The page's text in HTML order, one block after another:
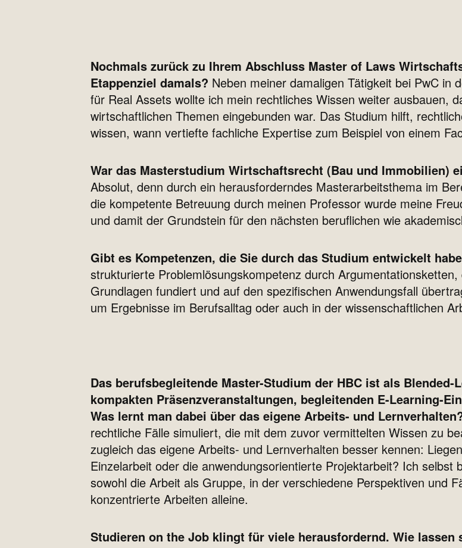
Nochmals zurück zu Ihrem Abschluss Master of Laws
Etappenziel damals? Neben meiner damaligen Tätigkeit bei PwC in
für Real Assets wollte ich mein rechtliches Wissen weiter ausbauen,
wirtschaftlichen Themen eingebunden war. Das Studium hilft,
wissen, wann vertiefte fachliche Expertise zum Beispiel von einem
War das Masterstudium Wirtschaftsrecht (Bau und Immobilien)
Absolut, denn durch ein herausforderndes Masterarbeitsthema im
die kompetente Betreuung durch meinen Professor wurde meine
und damit der Grundstein für den nächsten beruflichen wie
Gibt es Kompetenzen, die Sie durch das Studium entwickelt
strukturierte Problemlösungskompetenz durch
Grundlagen fundiert und auf den spezifischen Anwendungsfall
um Ergebnisse im Berufsalltag oder auch in der wissenschaftlichen
Das berufsbegleitende Master-Studium der HBC ist als
kompakten Präsenzveranstaltungen, begleitenden E-Learning-
Was lernt man dabei über das eigene Arbeits- und
rechtliche Fälle simuliert, die mit dem zuvor vermittelten Wissen zu
zugleich das eigene Arbeits- und Lernverhalten besser kennen:
Einzelarbeit oder die anwendungsorientierte Projektarbeit? Ich
sowohl die Arbeit als Gruppe, in der verschiedene Perspektiven und
konzentrierte Arbeiten alleine.
Studieren on the Job klingt für viele herausfordernd. Wie